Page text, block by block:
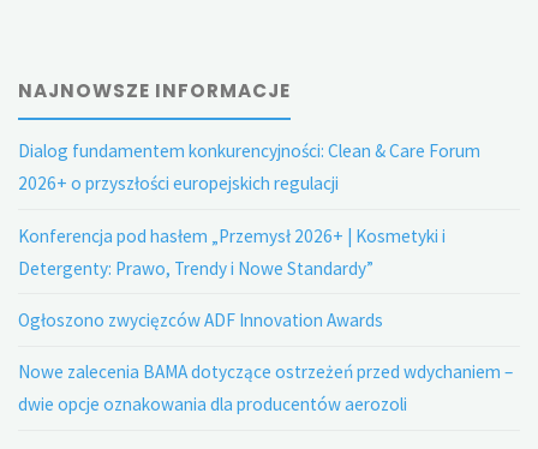
NAJNOWSZE INFORMACJE
Dialog fundamentem konkurencyjności: Clean & Care Forum
2026+ o przyszłości europejskich regulacji
Konferencja pod hasłem „Przemysł 2026+ | Kosmetyki i
Detergenty: Prawo, Trendy i Nowe Standardy”
Ogłoszono zwycięzców ADF Innovation Awards
Nowe zalecenia BAMA dotyczące ostrzeżeń przed wdychaniem –
dwie opcje oznakowania dla producentów aerozoli